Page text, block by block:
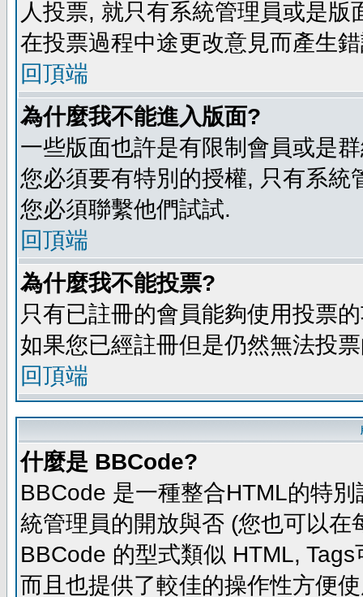
人投票, 就只有系統管理員或是
在投票過程中途更改意見而產生
回頂端
為什麼我不能進入版面?
一些版面也許是有限制會員或是
您必須要有特別的授權, 只有系
您必須聯繫他們試試.
回頂端
為什麼我不能投票?
只有已註冊的會員能夠使用投票
如果您已經註冊但是仍然無法投
回頂端
什麼是 BBCode?
BBCode 是一種整合HTML的特
統管理員的開放與否 (您也可以
BBCode 的型式類似 HTML,
而且也提供了較佳的操作性方便